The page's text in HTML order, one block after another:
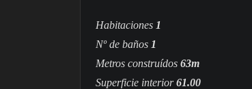
Habitaciones 1
Nº de baños 1
Metros construídos 63m
Superficie interior61.00